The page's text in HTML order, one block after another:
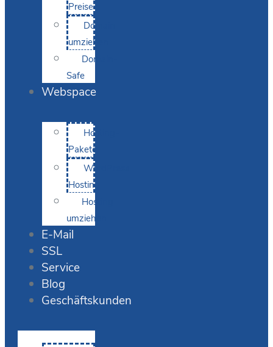
Preise
Domain
umziehen
Domain-
Safe
Webspace
Hosting-
Pakete
WordPress
Hosting
Hosting
umziehen
E-Mail
SSL
Service
Blog
Geschäftskunden